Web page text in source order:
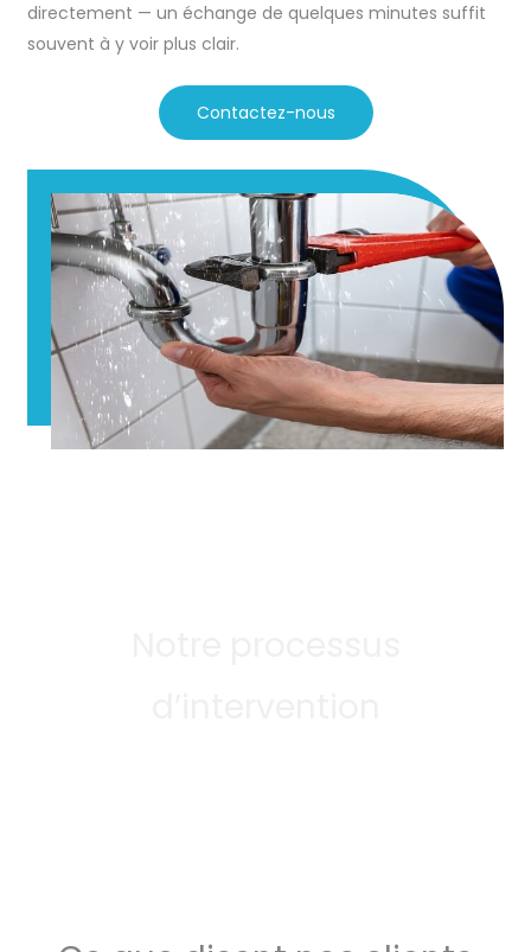
directement — un échange de quelques minutes suffit
souvent à y voir plus clair.
Contactez-nous